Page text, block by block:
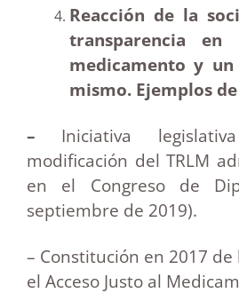
Reacción de la
transparencia
medicamento y
mismo. Ejemplos
– Iniciativa
modificación del TRLM
en el Congreso de
septiembre de 2019).
– Constitución en 2017 de
el Acceso Justo al